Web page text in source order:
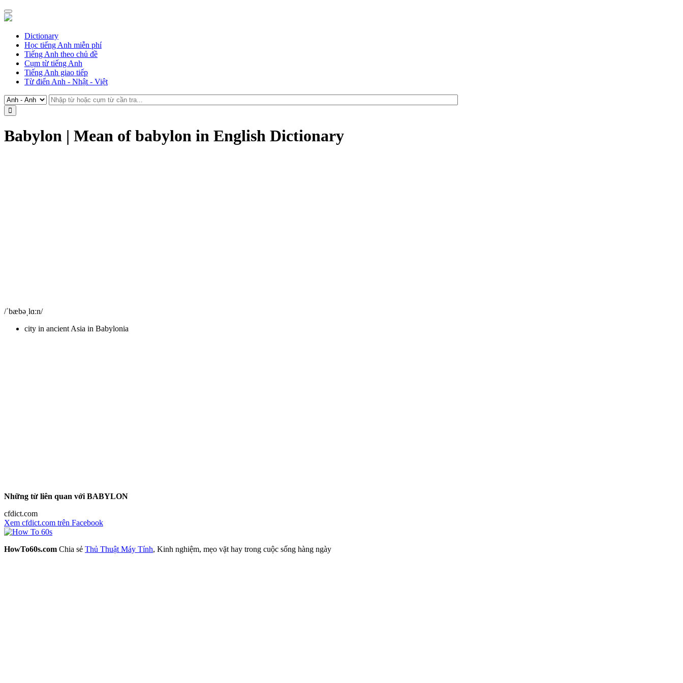
Dictionary
Học tiếng Anh miễn phí
Tiếng Anh theo chủ đề
Cụm từ tiếng Anh
Tiếng Anh giao tiếp
Từ điển Anh - Nhật - Việt
Babylon | Mean of babylon in English Dictionary
/ˈbæbəˌlɑːn/
city in ancient Asia in Babylonia
Những từ liên quan với BABYLON
cfdict.com
Xem cfdict.com trên Facebook
HowTo60s.com Chia sẻ Thủ Thuật Máy Tính, Kinh nghiệm, mẹo vặt hay trong cuộc sống hàng ngày